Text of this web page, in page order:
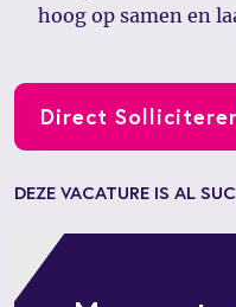
hoog op samen en
Direct
DEZE VACATURE IS AL